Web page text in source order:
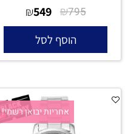
₪795
₪549
הוסף לסל
אחריות יבואן רשמי!